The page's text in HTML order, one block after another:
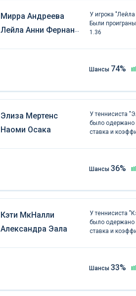
Мирра Андреева
Лейла Анни Фернандез
У игрока
Были
1.36
Шансы 74%
Элиза Мертенс
Наоми Осака
У теннисиста
было одержано
ставка и
Шансы36%
Кэти МкНалли
Александра Эала
У теннисиста
было одержано
ставка и
Шансы33%